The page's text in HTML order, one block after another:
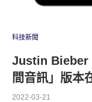
科技新聞
Justin Bieber
間音訊」版本
2022-03-21